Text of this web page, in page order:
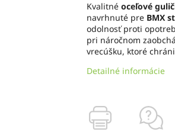
Kvalitné oceľové
navrhnuté pre BMX
odolnosť proti
pri náročnom
vrecúšku, ktoré
Detailné informácie